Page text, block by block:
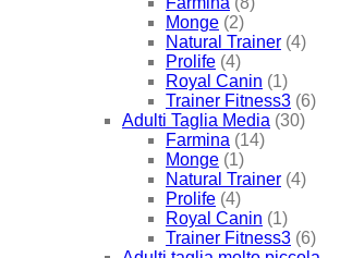
Monge (2)
Natural Trainer (4)
Prolife (4)
Royal Canin (1)
Trainer Fitness3 (6)
Adulti Taglia Media (30)
Farmina (14)
Monge (1)
Natural Trainer (4)
Prolife (4)
Royal Canin (1)
Trainer Fitness3 (6)